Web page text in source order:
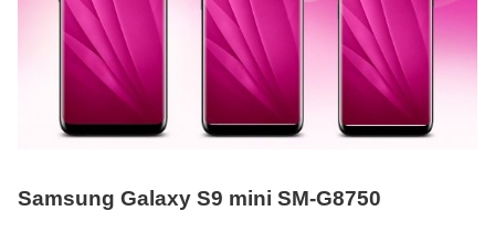
Samsung Galaxy S9 mini SM-G8750